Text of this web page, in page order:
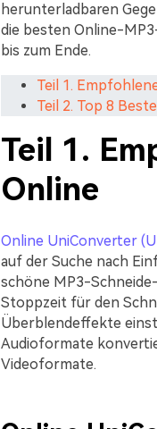
herunterladbaren
die besten Online-
bis zum Ende.
Teil 1.
Teil 2. Top 8
Teil 1.
Online
Online UniConverter
auf der Suche nach
schöne MP3-
Stoppzeit für den
Überblendeffekte
Audioformate
Videoformate.